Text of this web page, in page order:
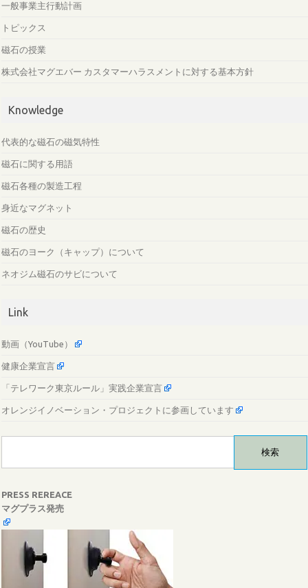
一般事業主行動計画
トピックス
磁石の授業
株式会社マグエバー カスタマーハラスメントに対する基本方針
Knowledge
代表的な磁石の磁気特性
磁石に関する用語
磁石各種の製造工程
身近なマグネット
磁石の歴史
磁石のヨーク（キャップ）について
ネオジム磁石のサビについて
Link
動画（YouTube）
健康企業宣言
「テレワーク東京ルール」実践企業宣言
オレンジイノベーション・プロジェクトに参画しています
PRESS REREACE
マグプラス発売